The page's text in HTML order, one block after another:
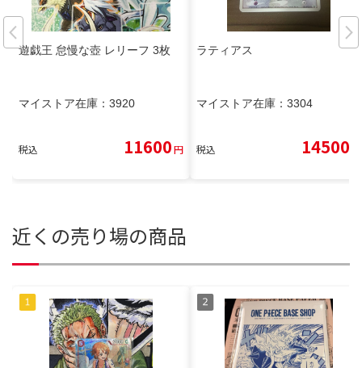
遊戯王 怠慢な壺 レリーフ 3枚
マイストア在庫： 3920
税込 11600円
ラティアス
マイストア在庫： 3304
税込 14500
近くの売り場の商品